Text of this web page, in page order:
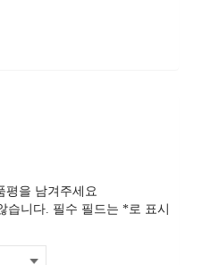
평을 남겨주세요
습니다. 필수 필드는 *로 표시